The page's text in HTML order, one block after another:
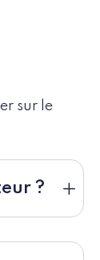
sur le
?